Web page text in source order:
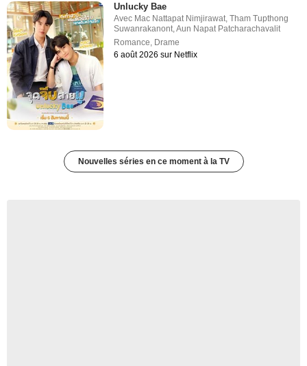
Unlucky Bae
Avec Mac Nattapat Nimjirawat ,Tham Tupthong
Suwanrakanont ,Aun Napat Patcharachavalit
Romance Drame
6 août 2026 sur Netflix
Nouvelles séries en ce moment à la TV